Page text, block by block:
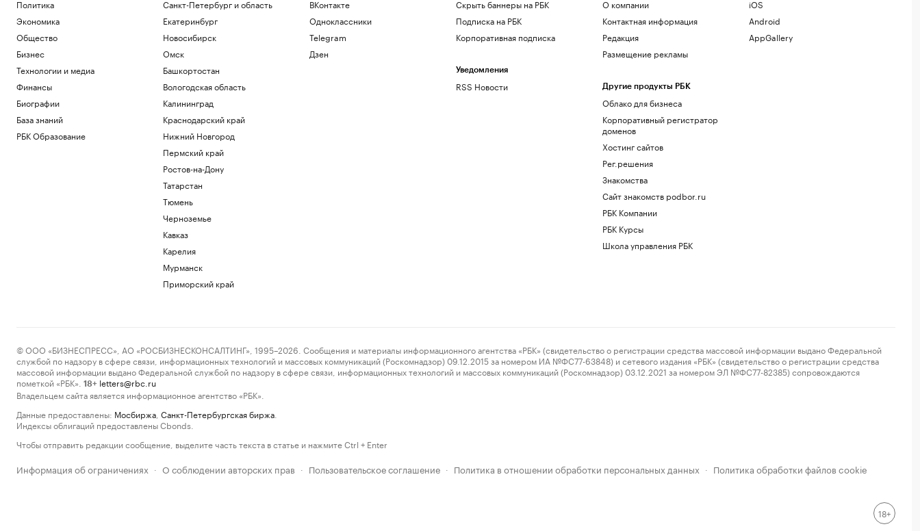
Политика
Экономика
Общество
Бизнес
Технологии и медиа
Финансы
Биографии
База знаний
РБК Образование
Санкт-Петербург и область
Екатеринбург
Новосибирск
Омск
Башкортостан
Вологодская область
Калининград
Краснодарский край
Нижний Новгород
Пермский край
Ростов-на-Дону
Татарстан
Тюмень
Черноземье
Кавказ
Карелия
Мурманск
Приморский край
ВКонтакте
Одноклассники
Telegram
Дзен
Скрыть баннеры на РБК
Подписка на РБК
Корпоративная подписка
Уведомления
RSS Новости
О компании
Контактная информация
Редакция
Размещение рекламы
Другие продукты РБК
Облако для бизнеса
Корпоративный регистратор
доменов
Хостинг сайтов
Рег.решения
Знакомства
Сайт знакомств podbor.ru
РБК Компании
РБК Курсы
Школа управления РБК
iOS
Android
AppGallery
© ООО «БИЗНЕСПРЕСС», АО «РОСБИЗНЕСКОНСАЛТИНГ», 1995–2026. Сообщения и материалы информационного агентства «РБК» (свидетельство о регистрации средства массовой информации выдано Федеральной
службой по надзору в сфере связи, информационных технологий и массовых коммуникаций (Роскомнадзор) 09.12.2015 за номером ИА №ФС77-63848) и сетевого издания «РБК» (свидетельство о регистрации средства
массовой информации выдано Федеральной службой по надзору в сфере связи, информационных технологий и массовых коммуникаций (Роскомнадзор) 03.12.2021 за номером ЭЛ №ФС77-82385) сопровождаются
пометкой «РБК».
18+ letters@rbc.ru
Владельцем сайта является информационное агентство «РБК».
Данные предоставлены: Мосбиржа Санкт-Петербургская биржа
Индексы облигаций предоставлены Cbonds.
Чтобы отправить редакции сообщение, выделите часть текста в статье и нажмите Ctrl + Enter
Информация об ограничениях · О соблюдении авторских прав · Пользовательское соглашение · Политика в отношении обработки персональных данных · Политика обработки файлов cookie
18+